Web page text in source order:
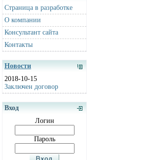
Страница в разработке
О компании
Консультант сайта
Контакты
Новости
2018-10-15
Заключен договор
Вход
Логин
Пароль